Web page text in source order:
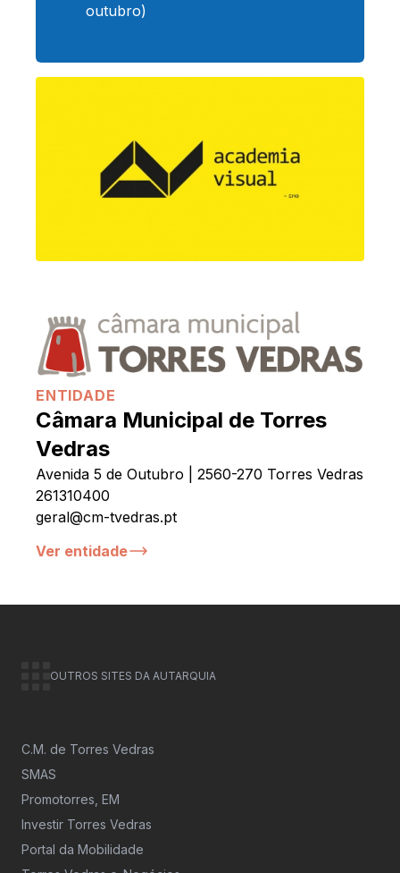
outubro)
ENTIDADE
Câmara Municipal de Torres
Vedras
Avenida 5 de Outubro | 2560-270 Torres Vedras
261310400
geral@cm-tvedras.pt
Ver entidade
OUTROS SITES DA AUTARQUIA
C.M. de Torres Vedras
SMAS
Promotorres, EM
Investir Torres Vedras
Portal da Mobilidade